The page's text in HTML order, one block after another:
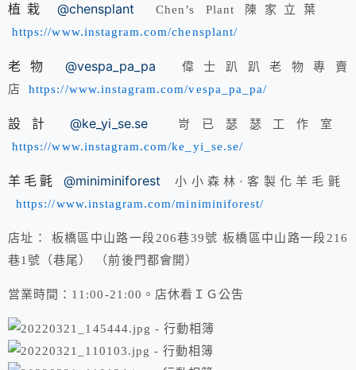
植栽@chensplant Chen’s Plant 陳家立葉
https://www.instagram.com/chensplant/
老物 @vespa_pa_pa 偉士趴趴老物專賣
店https://www.instagram.com/vespa_pa_pa/
設計@ke_yi_se.se 岢已瑟瑟工作室
https://www.instagram.com/ke_yi_se.se/
羊毛氈 @miniminiforest 小小森林·客製化羊毛氈
https://www.instagram.com/miniminiforest/
店址： 板橋區中山路一段206巷39號 板橋區中山路一段216
巷1號（巷尾） （前後門都會開）
営業時間：11:00-21:00。店休看ＩＧ公吿